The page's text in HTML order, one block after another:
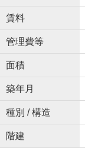
賃料
管理費等
面積
築年月
種別 / 構造
階建